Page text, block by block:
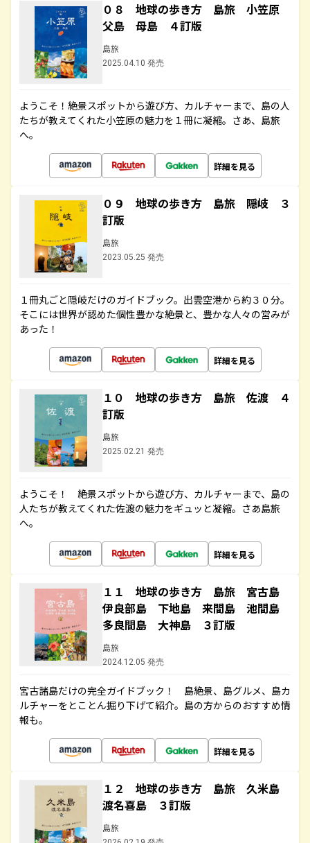
０８ 地球の歩き方 島旅 小笠原
父島 母島 ４訂版
島旅
2025.04.10 発売
ようこそ！絶景スポットから遊び方、カルチャーまで、島の人
たちが教えてくれた小笠原の魅力を１冊に凝縮。さあ、島旅
へ。
詳細を見る
０９ 地球の歩き方 島旅 隠岐 ３
訂版
島旅
2023.05.25 発売
１冊丸ごと隠岐だけのガイドブック。出雲空港から約３０分。
そこには世界が認めた個性豊かな絶景と、豊かな人々の営みが
あった！
詳細を見る
１０ 地球の歩き方 島旅 佐渡 ４
訂版
島旅
2025.02.21 発売
ようこそ！ 絶景スポットから遊び方、カルチャーまで、島の
人たちが教えてくれた佐渡の魅力をギュッと凝縮。さあ島旅
へ。
詳細を見る
１１ 地球の歩き方 島旅 宮古島
伊良部島 下地島 来間島 池間島
多良間島 大神島 ３訂版
島旅
2024.12.05 発売
宮古諸島だけの完全ガイドブック！ 島絶景、島グルメ、島カ
ルチャーをとことん掘り下げて紹介。島の方からのおすすめ情
報も。
詳細を見る
１２ 地球の歩き方 島旅 久米島
渡名喜島 ３訂版
島旅